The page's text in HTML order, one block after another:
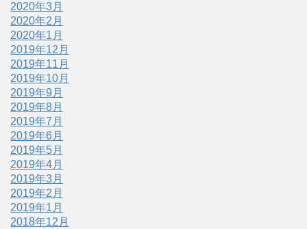
2020年3月
2020年2月
2020年1月
2019年12月
2019年11月
2019年10月
2019年9月
2019年8月
2019年7月
2019年6月
2019年5月
2019年4月
2019年3月
2019年2月
2019年1月
2018年12月